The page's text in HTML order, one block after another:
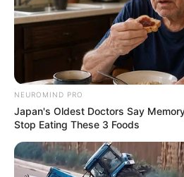
NEUROMIND PRO
Japan's Oldest Doctors Say
Stop Eating These 3 Foods